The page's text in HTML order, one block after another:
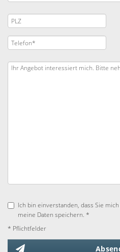
Ich bin einverstanden, dass Sie
meine Daten speichern. *
* Pflichtfelder